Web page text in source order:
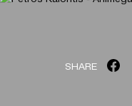
SHARE